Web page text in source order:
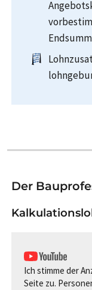
Der
Ich stimme der
Seite zu.